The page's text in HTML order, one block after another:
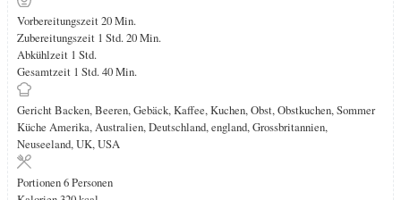
Vorbereitungszeit20Minuten
Min.
Zubereitungszeit 1 Stunde
Std.20Minuten
Min.
Abkühlzeit 1 Stunde
Std.
Gesamtzeit 1 Stunde
Std.40Minuten
Min.
GerichtBacken, Beeren, Gebäck, Kaffee, Kuchen, Obst, Obstkuchen, Sommer
Küche Amerika, Australien, Deutschland, england, Grossbritannien,
Neuseeland, UK, USA
Portionen6Personen